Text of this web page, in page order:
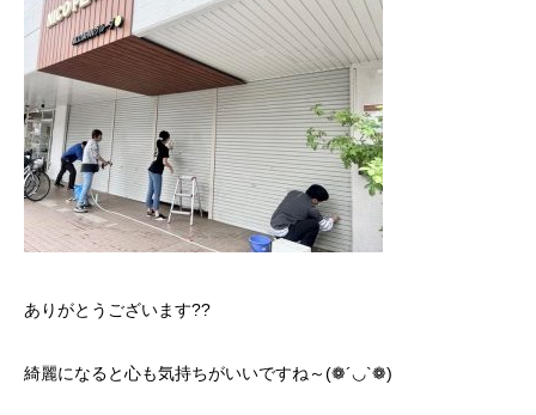
ありがとうございます??
綺麗になると心も気持ちがいいですね～(❁´◡`❁)